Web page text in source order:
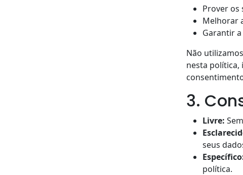
Prover os
Melhorar
Garantir
Não
nesta política,
3.
Livre:
seus
política.